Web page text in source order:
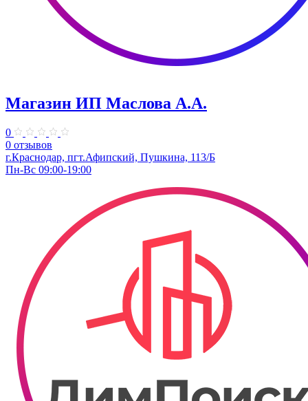
Магазин ИП Маслова А.А.
0
0 отзывов
г.Краснодар, пгт.Афипский, Пушкина, 113/Б
Пн-Вс 09:00-19:00